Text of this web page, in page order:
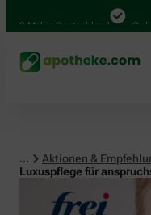
in Deutschland Online bei
...
Aktionen &
Luxuspflege für